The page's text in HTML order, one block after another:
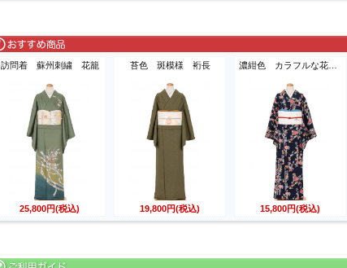
訪問着 蘇州刺繍 花籠
25,800円(税込)
苔色 斑模様 裄長
19,800円(税込) 15,800円(税込)